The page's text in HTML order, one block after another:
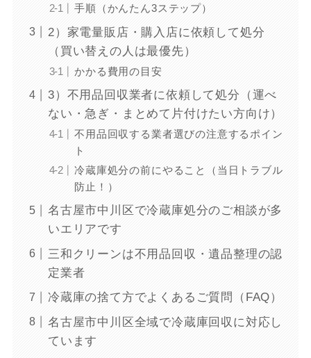
手順（かんたん3ステップ）
2）家電量販店・購入店に依頼して処分
（買い替えの人は最優先）
かかる費用の目安
3）不用品回収業者に依頼して処分（運べ
ない・急ぎ・まとめて片付けたい方向け）
不用品回収する業者選びの注意するポイン
ト
冷蔵庫処分の前にやること（当日トラブル
防止！）
名古屋市中川区で冷蔵庫処分のご相談が多
いエリアです
三和クリーンは不用品回収・遺品整理の認
定業者
冷蔵庫の捨て方でよくあるご質問（FAQ）
名古屋市中川区全域で冷蔵庫回収に対応し
ています